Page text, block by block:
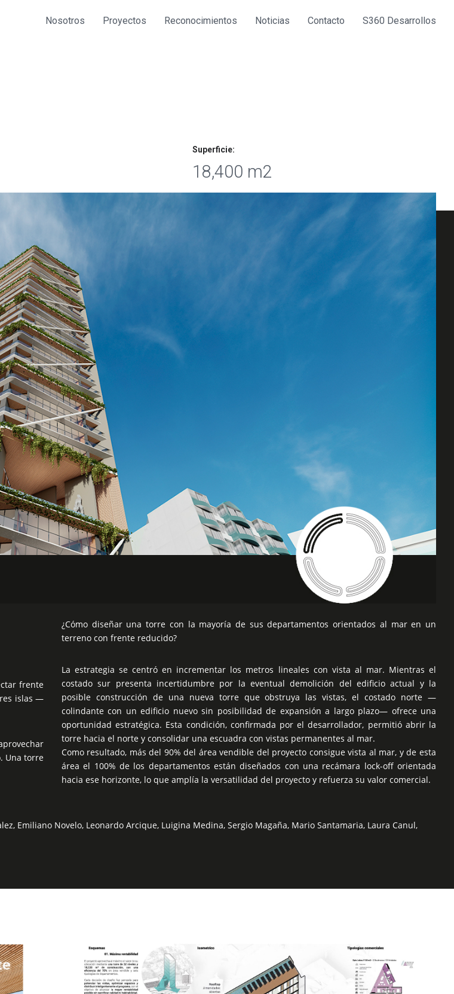
Nosotros Proyectos Reconocimientos Noticias Contacto S360 Desarrollos
Superficie:
18,400 m2
frente
islas —
Una torre
¿Cómo diseñar una torre con la mayoría de sus departamentos orientados al mar en un
terreno con frente reducido?
La estrategia se centró en incrementar los metros lineales con vista al mar. Mientras el
costado sur presenta incertidumbre por la eventual demolición del edificio actual y la
posible construcción de una nueva torre que obstruya las vistas, el costado norte —
colindante con un edificio nuevo sin posibilidad de expansión a largo plazo— ofrece una
oportunidad estratégica. Esta condición, confirmada por el desarrollador, permitió abrir la
torre hacia el norte y consolidar una escuadra con vistas permanentes al mar.
Como resultado, más del 90% del área vendible del proyecto consigue vista al mar, y de esta
área el 100% de los departamentos están diseñados con una recámara lock-off orientada
hacia ese horizonte, lo que amplía la versatilidad del proyecto y refuerza su valor comercial.
Emiliano Novelo, Leonardo Arcique, Luigina Medina, Sergio Magaña, Mario Santamaria, Laura Canul,